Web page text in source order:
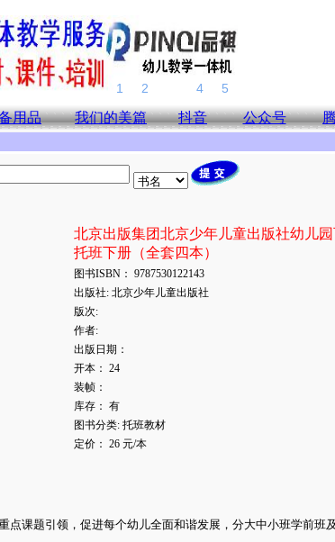
用品 我们的美篇 抖音 公众号
北京出版集团北京少年儿童出版社幼儿
托班下册（全套四本）
图书ISBN： 9787530122143
出版社: 北京少年儿童出版社
版次:
作者:
出版日期：
开本： 24
装帧：
库存： 有
图书分类: 托班教材
定价： 26 元/本
课题引领，促进每个幼儿全面和谐发展，分大中小班学前班